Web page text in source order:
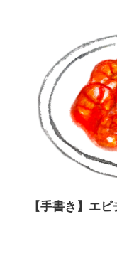
【手書き】エ